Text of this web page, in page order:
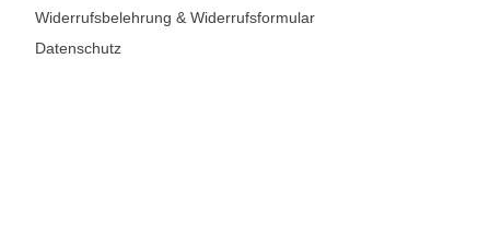
Widerrufsbelehrung & Widerrufsformular
Datenschutz